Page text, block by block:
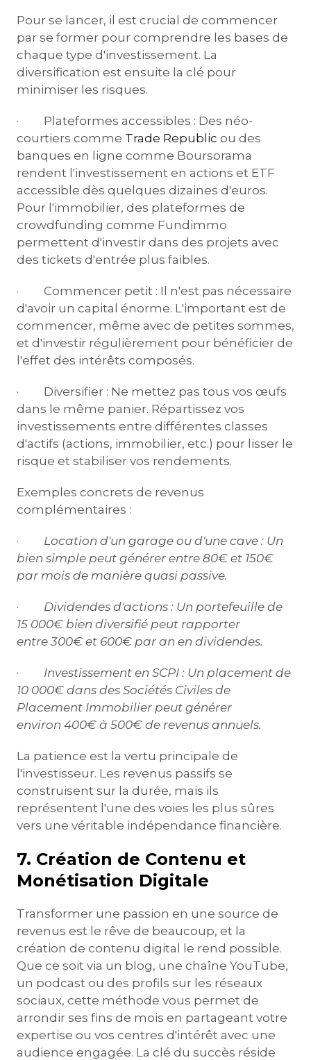
Pour se lancer, il est crucial de commencer
par se former pour comprendre les bases de
chaque type d'investissement. La
diversification est ensuite la clé pour
minimiser les risques.
· Plateformes accessibles : Des néo-
courtiers comme Trade Republic ou des
banques en ligne comme Boursorama
rendent l'investissement en actions et ETF
accessible dès quelques dizaines d'euros.
Pour l'immobilier, des plateformes de
crowdfunding comme Fundimmo
permettent d'investir dans des projets avec
des tickets d'entrée plus faibles.
· Commencer petit : Il n'est pas nécessaire
d'avoir un capital énorme. L'important est de
commencer, même avec de petites sommes,
et d'investir régulièrement pour bénéficier de
l'effet des intérêts composés.
· Diversifier : Ne mettez pas tous vos œufs
dans le même panier. Répartissez vos
investissements entre différentes classes
d'actifs (actions, immobilier, etc.) pour lisser le
risque et stabiliser vos rendements.
Exemples concrets de revenus
complémentaires :
· Location d'un garage ou d'une cave : Un
bien simple peut générer entre 80€ et 150€
par mois de manière quasi passive.
· Dividendes d'actions : Un portefeuille de
15 000€ bien diversifié peut rapporter
entre 300€ et 600€ par an en dividendes.
· Investissement en SCPI : Un placement de
10 000€ dans des Sociétés Civiles de
Placement Immobilier peut générer
environ 400€ à 500€ de revenus annuels.
La patience est la vertu principale de
l'investisseur. Les revenus passifs se
construisent sur la durée, mais ils
représentent l'une des voies les plus sûres
vers une véritable indépendance financière.
7. Création de Contenu et
Monétisation Digitale
Transformer une passion en une source de
revenus est le rêve de beaucoup, et la
création de contenu digital le rend possible.
Que ce soit via un blog, une chaîne YouTube,
un podcast ou des profils sur les réseaux
sociaux, cette méthode vous permet de
arrondir ses fins de mois en partageant votre
expertise ou vos centres d'intérêt avec une
audience engagée. La clé du succès réside